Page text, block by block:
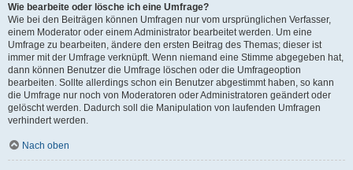
Wie bearbeite oder lösche ich eine Umfrage?
Wie bei den Beiträgen können Umfragen nur vom ursprünglichen Verfasser,
einem Moderator oder einem Administrator bearbeitet werden. Um eine
Umfrage zu bearbeiten, ändere den ersten Beitrag des Themas; dieser ist
immer mit der Umfrage verknüpft. Wenn niemand eine Stimme abgegeben hat,
dann können Benutzer die Umfrage löschen oder die Umfrageoption
bearbeiten. Sollte allerdings schon ein Benutzer abgestimmt haben, so kann
die Umfrage nur noch von Moderatoren oder Administratoren geändert oder
gelöscht werden. Dadurch soll die Manipulation von laufenden Umfragen
verhindert werden.
Nach oben